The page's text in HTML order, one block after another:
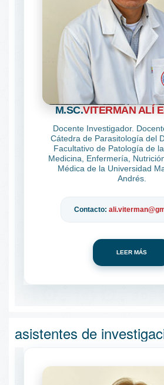
M.SC.VITERMAN ALÍ
Docente Investigador.
Cátedra de Parasitología del
Facultativo de Patología de
Medicina, Enfermería,
Médica de la Universidad
Andrés.
Contacto:
LEER MÁS
asistentes de